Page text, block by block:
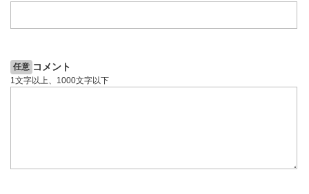
任意 コメント
1文字以上、1000文字以下